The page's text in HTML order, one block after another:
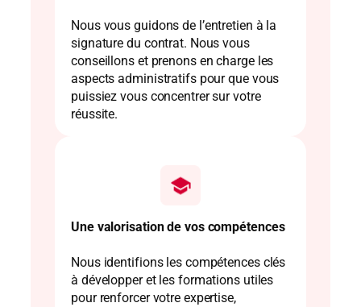
Nous vous guidons de l’entretien à la
signature du contrat. Nous vous
conseillons et prenons en charge les
aspects administratifs pour que vous
puissiez vous concentrer sur votre
réussite.
Une valorisation de vos compétences
Nous identifions les compétences clés
à développer et les formations utiles
pour renforcer votre expertise,